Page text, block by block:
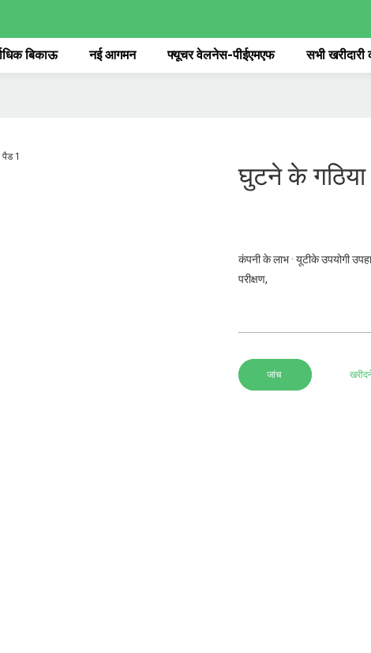
बिकाऊ नई आगमन फ्यूचर वेलनेस-पीईएमएफ सभी खरीदारी
घुटने के गठिया
कंपनी के लाभ · यूटीके उपयोगी
परीक्षण,
जांच